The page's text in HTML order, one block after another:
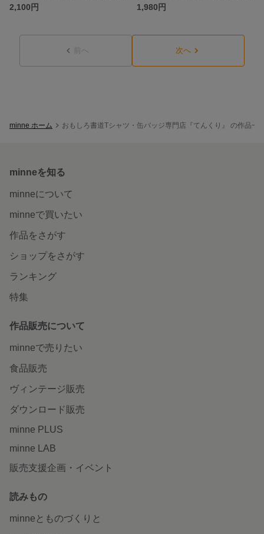
2,100円
1,980円
前へ 次へ
minne ホーム おもしろ書道Tシャツ・缶バッジ専門店『てんくり』 の作品一
minneを知る
minneについて
minneで買いたい
作品をさがす
ショップをさがす
ランキング
特集
作品販売について
minneで売りたい
食品販売
ヴィンテージ販売
ダウンロード販売
minne PLUS
minne LAB
販売支援企画・イベント
読みもの
minneとものづくりと